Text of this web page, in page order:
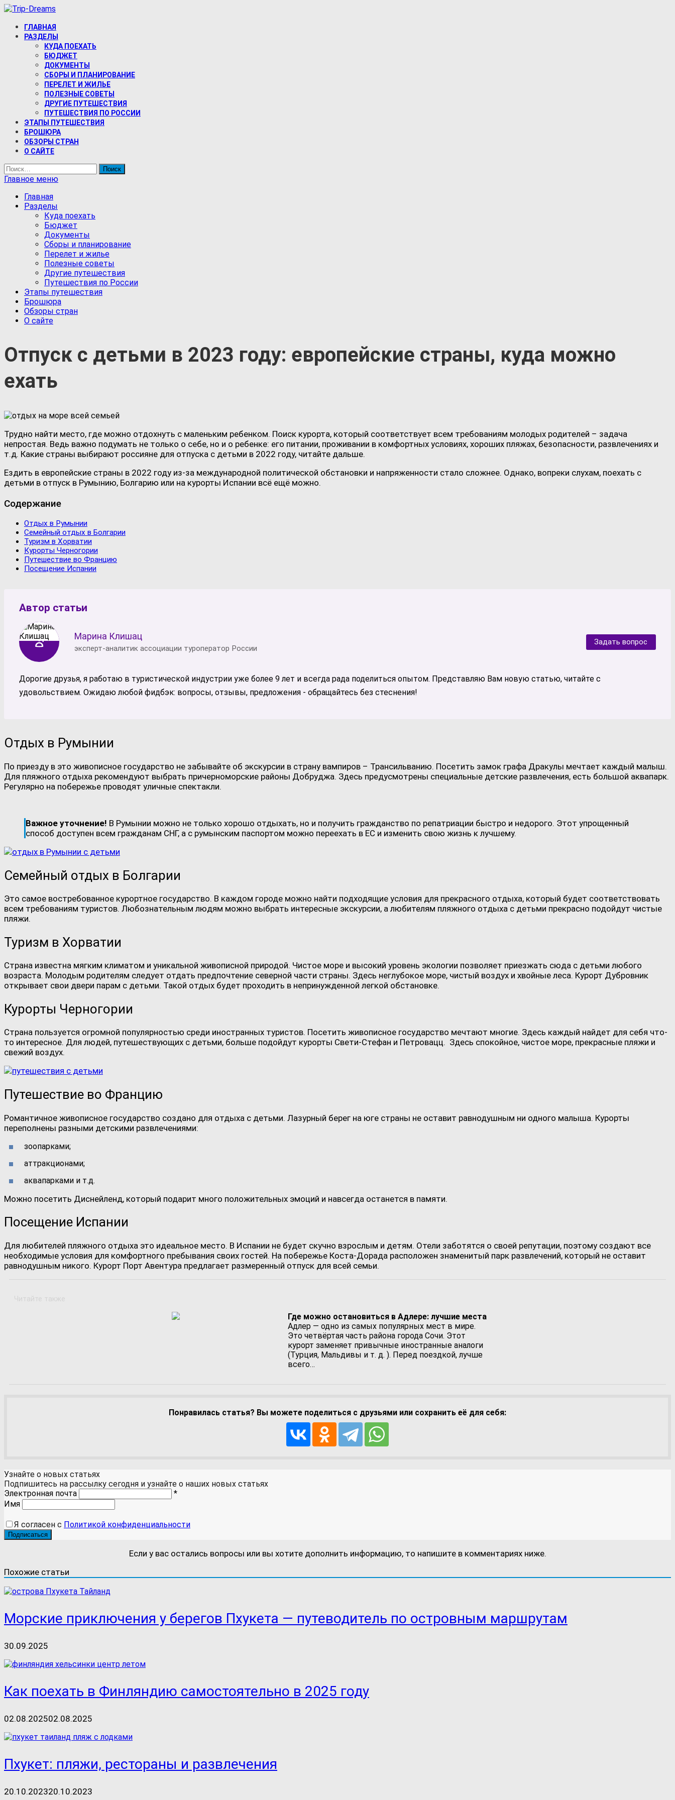
Перейти
содержимому
Trip-Dreams
Про самостоятельные путешествия и туризм
ГЛАВНАЯ
РАЗДЕЛЫ
КУДА ПОЕХАТЬ
БЮДЖЕТ
ДОКУМЕНТЫ
СБОРЫ И ПЛАНИРОВАНИЕ
ПЕРЕЛЕТ И ЖИЛЬЕ
ПОЛЕЗНЫЕ СОВЕТЫ
ДРУГИЕ ПУТЕШЕСТВИЯ
ПУТЕШЕСТВИЯ ПО РОССИИ
ЭТАПЫ ПУТЕШЕСТВИЯ
БРОШЮРА
ОБЗОРЫ СТРАН
О САЙТЕ
Найти:
Главное меню
Главная
Разделы
Куда поехать
Бюджет
Документы
Сборы и планирование
Перелет и жилье
Полезные советы
Другие путешествия
Путешествия по России
Этапы путешествия
Брошюра
Обзоры стран
О сайте
Отпуск с детьми в 2023 году: европейские страны, куда можно
ехать
Трудно найти место, где можно отдохнуть с маленьким ребенком. Поиск курорта, который соответствует всем требованиям молодых родителей – задача
непростая. Ведь важно подумать не только о себе, но и о ребенке: его питании, проживании в комфортных условиях, хороших пляжах, безопасности, развлечениях и
т.д. Какие страны выбирают россияне для отпуска с детьми в 2022 году, читайте дальше.
Ездить в европейские страны в 2022 году из-за международной политической обстановки и напряженности стало сложнее. Однако, вопреки слухам, поехать с
детьми в отпуск в Румынию, Болгарию или на курорты Испании всё ещё можно.
Содержание
Отдых в Румынии
Семейный отдых в Болгарии
Туризм в Хорватии
Курорты Черногории
Путешествие во Францию
Посещение Испании
Автор статьи
Марина Клишац
эксперт-аналитик ассоциации туроператор России
Задать вопрос
Дорогие друзья, я работаю в туристической индустрии уже более 9 лет и всегда рада поделиться опытом. Представляю Вам новую статью, читайте с
удовольствием. Ожидаю любой фидбэк: вопросы, отзывы, предложения - обращайтесь без стеснения!
Отдых в Румынии
По приезду в это живописное государство не забывайте об экскурсии в страну вампиров – Трансильванию. Посетить замок графа Дракулы мечтает каждый малыш.
Для пляжного отдыха рекомендуют выбрать причерноморские районы Добруджа. Здесь предусмотрены специальные детские развлечения, есть большой аквапарк.
Регулярно на побережье проводят уличные спектакли.
Важное уточнение! В Румынии можно не только хорошо отдыхать, но и получить гражданство по репатриации быстро и недорого. Этот упрощенный
способ доступен всем гражданам СНГ, а с румынским паспортом можно переехать в ЕС и изменить свою жизнь к лучшему.
Семейный отдых в Болгарии
Это самое востребованное курортное государство. В каждом городе можно найти подходящие условия для прекрасного отдыха, который будет соответствовать
всем требованиям туристов. Любознательным людям можно выбрать интересные экскурсии, а любителям пляжного отдыха с детьми прекрасно подойдут чистые
пляжи.
Туризм в Хорватии
Страна известна мягким климатом и уникальной живописной природой. Чистое море и высокий уровень экологии позволяет приезжать сюда с детьми любого
возраста. Молодым родителям следует отдать предпочтение северной части страны. Здесь неглубокое море, чистый воздух и хвойные леса. Курорт Дубровник
открывает свои двери парам с детьми. Такой отдых будет проходить в непринужденной легкой обстановке.
Курорты Черногории
Страна пользуется огромной популярностью среди иностранных туристов. Посетить живописное государство мечтают многие. Здесь каждый найдет для себя что-
то интересное. Для людей, путешествующих с детьми, больше подойдут курорты Свети-Стефан и Петровацц. Здесь спокойное, чистое море, прекрасные пляжи и
свежий воздух.
Путешествие во Францию
Романтичное живописное государство создано для отдыха с детьми. Лазурный берег на юге страны не оставит равнодушным ни одного малыша. Курорты
переполнены разными детскими развлечениями:
зоопарками;
аттракционами;
аквапарками и т.д.
Можно посетить Диснейленд, который подарит много положительных эмоций и навсегда останется в памяти.
Посещение Испании
Для любителей пляжного отдыха это идеальное место. В Испании не будет скучно взрослым и детям. Отели заботятся о своей репутации, поэтому создают все
необходимые условия для комфортного пребывания своих гостей. На побережье Коста-Дорада расположен знаменитый парк развлечений, который не оставит
равнодушным никого. Курорт Порт Авентура предлагает размеренный отпуск для всей семьи.
Где можно остановиться в Адлере: лучшие места
Адлер — одно из самых популярных мест в мире.
Это четвёртая часть района города Сочи. Этот
курорт заменяет привычные иностранные аналоги
(Турция, Мальдивы и т. д. ). Перед поездкой, лучше
всего…
Понравилась статья? Вы можете поделиться с друзьями или сохранить её для себя:
Узнайте о новых статьях
Подпишитесь на рассылку сегодня и узнайте о наших новых статьях
Электронная почта
*
Имя
Я согласен с Политикой конфиденциальности
Подписаться
Если у вас остались вопросы или вы хотите дополнить информацию, то напишите в комментариях ниже.
Похожие статьи
Морские приключения у берегов Пхукета — путеводитель по островным маршрутам
30.09.2025
Как поехать в Финляндию самостоятельно в 2025 году
02.08.202502.08.2025
Пхукет: пляжи, рестораны и развлечения
20.10.202320.10.2023